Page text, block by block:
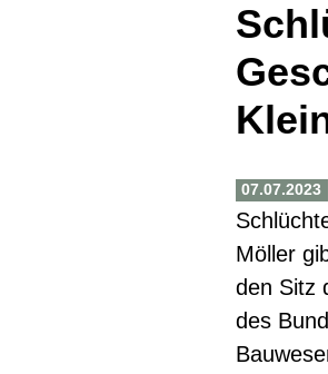
07.07.2023
Möller
den Sitz
des